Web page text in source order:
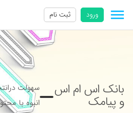
ورود ثبت نام
بانک اس ام اس
و پیامک
سهولت
انبوه با